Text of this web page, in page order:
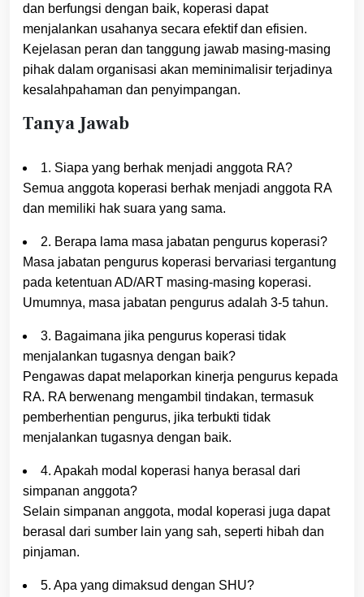
dan berfungsi dengan baik, koperasi dapat
menjalankan usahanya secara efektif dan efisien.
Kejelasan peran dan tanggung jawab masing-masing
pihak dalam organisasi akan meminimalisir terjadinya
kesalahpahaman dan penyimpangan.
Tanya Jawab
1. Siapa yang berhak menjadi anggota RA?
Semua anggota koperasi berhak menjadi anggota RA
dan memiliki hak suara yang sama.
2. Berapa lama masa jabatan pengurus koperasi?
Masa jabatan pengurus koperasi bervariasi tergantung
pada ketentuan AD/ART masing-masing koperasi.
Umumnya, masa jabatan pengurus adalah 3-5 tahun.
3. Bagaimana jika pengurus koperasi tidak
menjalankan tugasnya dengan baik?
Pengawas dapat melaporkan kinerja pengurus kepada
RA. RA berwenang mengambil tindakan, termasuk
pemberhentian pengurus, jika terbukti tidak
menjalankan tugasnya dengan baik.
4. Apakah modal koperasi hanya berasal dari
simpanan anggota?
Selain simpanan anggota, modal koperasi juga dapat
berasal dari sumber lain yang sah, seperti hibah dan
pinjaman.
5. Apa yang dimaksud dengan SHU?